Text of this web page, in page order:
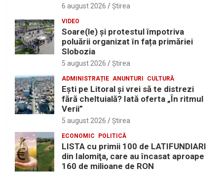
6 august 2026 Ştirea
VIDEO
Soare(le) și protestul împotriva
poluării organizat în fața primăriei
Slobozia
5 august 2026 Ştirea
ADMINISTRAȚIE ANUNTURI CULTURĂ
Eşti pe Litoral şi vrei să te distrezi
fără cheltuială? Iată oferta „În ritmul
Verii”
5 august 2026 Ştirea
ECONOMIC POLITICĂ
LISTA cu primii 100 de LATIFUNDIARI
din Ialomiţa, care au încasat aproape
160 de milioane de RON